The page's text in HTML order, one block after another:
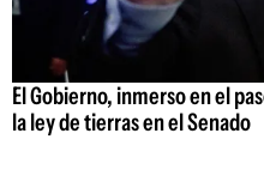
El Gobierno, inmerso en el
la ley de tierras en el Senado